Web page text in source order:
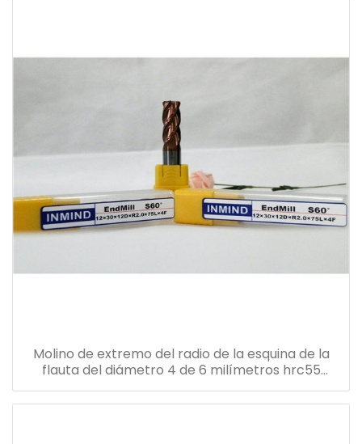
Molino de extremo del radio de la esquina de la
flauta del diámetro 4 de 6 milímetros hrc55